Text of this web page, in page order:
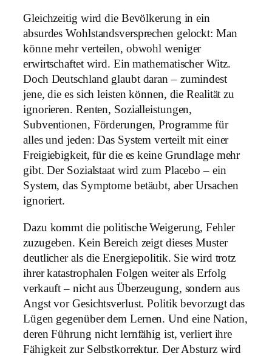
Gleichzeitig wird die Bevölkerung in ein
absurdes Wohlstandsversprechen gelockt: Man
könne mehr verteilen, obwohl weniger
erwirtschaftet wird. Ein mathematischer Witz.
Doch Deutschland glaubt daran – zumindest
jene, die es sich leisten können, die Realität zu
ignorieren. Renten, Sozialleistungen,
Subventionen, Förderungen, Programme für
alles und jeden: Das System verteilt mit einer
Freigiebigkeit, für die es keine Grundlage mehr
gibt. Der Sozialstaat wird zum Placebo – ein
System, das Symptome betäubt, aber Ursachen
ignoriert.
Dazu kommt die politische Weigerung, Fehler
zuzugeben. Kein Bereich zeigt dieses Muster
deutlicher als die Energiepolitik. Sie wird trotz
ihrer katastrophalen Folgen weiter als Erfolg
verkauft – nicht aus Überzeugung, sondern aus
Angst vor Gesichtsverlust. Politik bevorzugt das
Lügen gegenüber dem Lernen. Und eine Nation,
deren Führung nicht lernfähig ist, verliert ihre
Fähigkeit zur Selbstkorrektur. Der Absturz wird